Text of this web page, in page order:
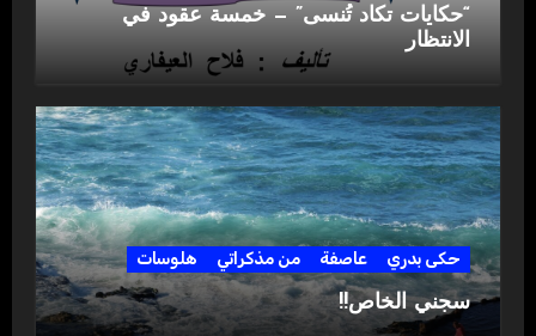
“حكايات تكاد تُنسى” — خمسة عقود في
الانتظار
حكى بدري عاصفة من مذكراتي هلوسات
سجني الخاص!!